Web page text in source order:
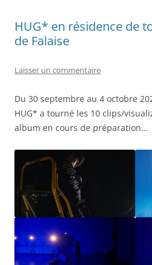
HUG* en résidence de
de Falaise
Laisser un commentaire
Du 30 septembre au 4 octobre
HUG* a tourné les 10 clips/
album en cours de préparation…